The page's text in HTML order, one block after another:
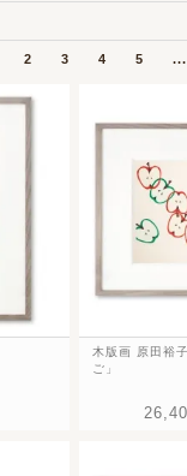
2 3 4 5 ...
木版画 原田裕
ご」